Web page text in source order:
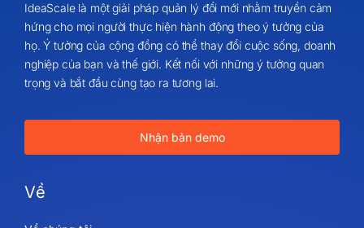
IdeaScale là một giải pháp quản lý đổi mới nhằm truyền cảm
hứng cho mọi người thực hiện hành động theo ý tưởng của
họ. Ý tưởng của cộng đồng có thể thay đổi cuộc sống, doanh
nghiệp của bạn và thế giới. Kết nối với những ý tưởng quan
trọng và bắt đầu cùng tạo ra tương lai.
Nhận bản demo
Về